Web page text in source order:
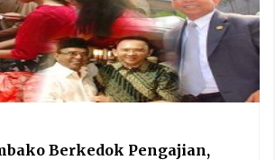
Berkedok Pengajian,